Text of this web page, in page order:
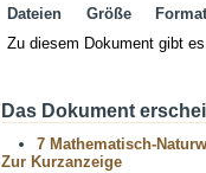
Dateien Größe
Format
Zu diesem Dokument gibt
Das Dokument
7 Mathematisch-
Zur Kurzanzeige